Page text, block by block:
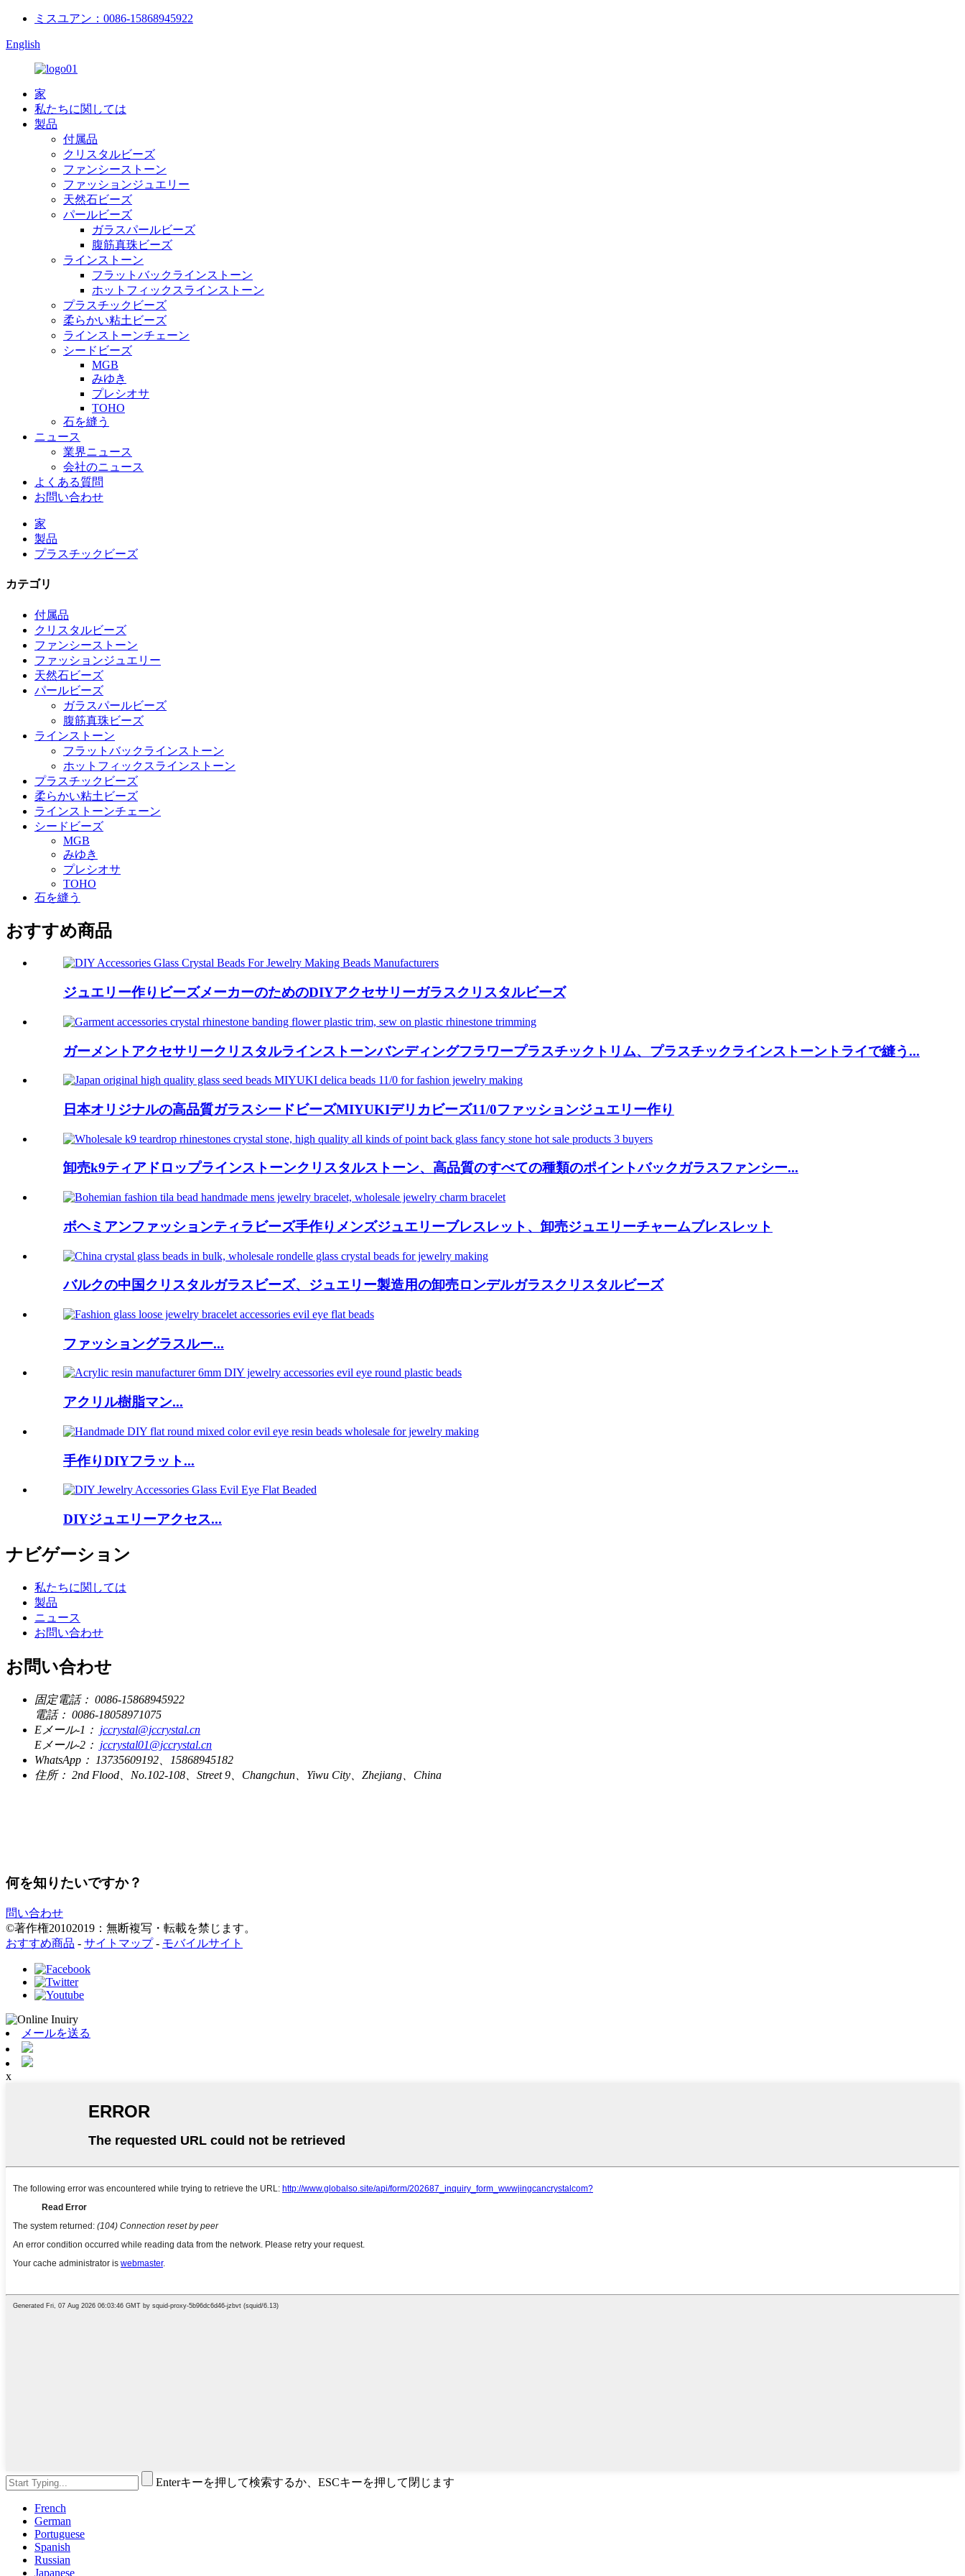
ミスユアン：0086-15868945922
English
家
私たちに関しては
製品
付属品
クリスタルビーズ
ファンシーストーン
ファッションジュエリー
天然石ビーズ
パールビーズ
ガラスパールビーズ
腹筋真珠ビーズ
ラインストーン
フラットバックラインストーン
ホットフィックスラインストーン
プラスチックビーズ
柔らかい粘土ビーズ
ラインストーンチェーン
シードビーズ
MGB
みゆき
プレシオサ
TOHO
石を縫う
ニュース
業界ニュース
会社のニュース
よくある質問
お問い合わせ
家
製品
プラスチックビーズ
カテゴリ
付属品
クリスタルビーズ
ファンシーストーン
ファッションジュエリー
天然石ビーズ
パールビーズ
ガラスパールビーズ
腹筋真珠ビーズ
ラインストーン
フラットバックラインストーン
ホットフィックスラインストーン
プラスチックビーズ
柔らかい粘土ビーズ
ラインストーンチェーン
シードビーズ
MGB
みゆき
プレシオサ
TOHO
石を縫う
おすすめ商品
ジュエリー作りビーズメーカーのためのDIYアクセサリーガラスクリスタルビーズ
ガーメントアクセサリークリスタルラインストーンバンディングフラワープラスチックトリム、プラスチックラインストーントライで縫う...
日本オリジナルの高品質ガラスシードビーズMIYUKIデリカビーズ11/0ファッションジュエリー作り
卸売k9ティアドロップラインストーンクリスタルストーン、高品質のすべての種類のポイントバックガラスファンシー...
ボヘミアンファッションティラビーズ手作りメンズジュエリーブレスレット、卸売ジュエリーチャームブレスレット
バルクの中国クリスタルガラスビーズ、ジュエリー製造用の卸売ロンデルガラスクリスタルビーズ
ファッショングラスルー...
アクリル樹脂マン...
手作りDIYフラット...
DIYジュエリーアクセス...
ナビゲーション
私たちに関しては
製品
ニュース
お問い合わせ
お問い合わせ
固定電話： 0086-15868945922
電話： 0086-18058971075
Eメール-1： jccrystal@jccrystal.cn
Eメール-2： jccrystal01@jccrystal.cn
WhatsApp：
13735609192、15868945182
住所： 2nd Flood、No.102-108、Street 9、Changchun、Yiwu City、Zhejiang、China
何を知りたいですか？
問い合わせ
©著作権20102019：無断複写・転載を禁じます。
おすすめ商品 - サイトマップ- モバイルサイト
メールを送る
x
Enterキーを押して検索するか、ESCキーを押して閉じます
French
German
Portuguese
Spanish
Russian
Japanese